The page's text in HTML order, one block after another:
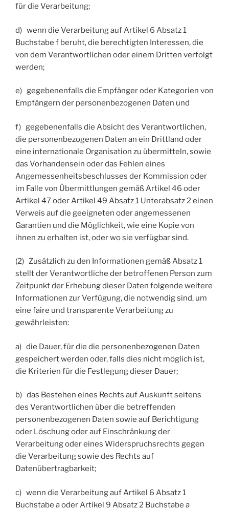
für die Verarbeitung;
d) wenn die Verarbeitung auf Artikel 6 Absatz 1
Buchstabe f beruht, die berechtigten Interessen, die
von dem Verantwortlichen oder einem Dritten verfolgt
werden;
e) gegebenenfalls die Empfänger oder Kategorien von
Empfängern der personenbezogenen Daten und
f) gegebenenfalls die Absicht des Verantwortlichen,
die personenbezogenen Daten an ein Drittland oder
eine internationale Organisation zu übermitteln, sowie
das Vorhandensein oder das Fehlen eines
Angemessenheitsbeschlusses der Kommission oder
im Falle von Übermittlungen gemäß Artikel 46 oder
Artikel 47 oder Artikel 49 Absatz 1 Unterabsatz 2 einen
Verweis auf die geeigneten oder angemessenen
Garantien und die Möglichkeit, wie eine Kopie von
ihnen zu erhalten ist, oder wo sie verfügbar sind.
(2) Zusätzlich zu den Informationen gemäß Absatz 1
stellt der Verantwortliche der betroffenen Person zum
Zeitpunkt der Erhebung dieser Daten folgende weitere
Informationen zur Verfügung, die notwendig sind, um
eine faire und transparente Verarbeitung zu
gewährleisten:
a) die Dauer, für die die personenbezogenen Daten
gespeichert werden oder, falls dies nicht möglich ist,
die Kriterien für die Festlegung dieser Dauer;
b) das Bestehen eines Rechts auf Auskunft seitens
des Verantwortlichen über die betreffenden
personenbezogenen Daten sowie auf Berichtigung
oder Löschung oder auf Einschränkung der
Verarbeitung oder eines Widerspruchsrechts gegen
die Verarbeitung sowie des Rechts auf
Datenübertragbarkeit;
c) wenn die Verarbeitung auf Artikel 6 Absatz 1
Buchstabe a oder Artikel 9 Absatz 2 Buchstabe a